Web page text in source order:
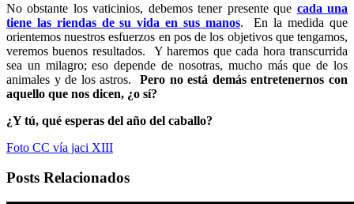
No obstante los vaticinios, debemos tener presente que cada una
tiene las riendas de su vida en sus manos. En la medida que
orientemos nuestros esfuerzos en pos de los objetivos que tengamos,
veremos buenos resultados. Y haremos que cada hora transcurrida
sea un milagro; eso depende de nosotras, mucho más que de los
animales y de los astros. Pero no está demás entretenernos con
aquello que nos dicen, ¿o sí?
¿Y tú, qué esperas del año del caballo?
Foto CC vía jaci XIII
Posts Relacionados